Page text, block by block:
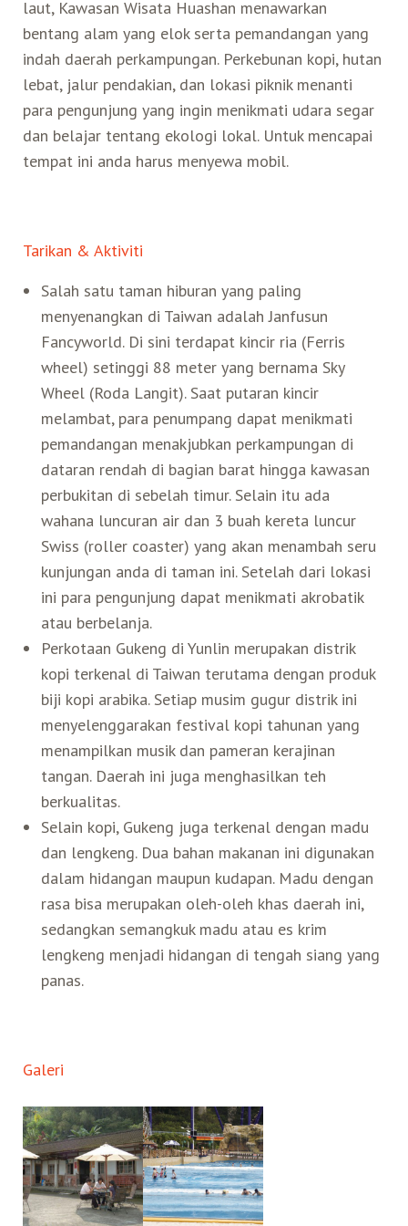
Agen Perjalanan
Mata Air Panas
LOHAS
Ekowisata
Wisata Senior
Wisata Yang Dapat Diakses
Belanja
Pasar Malam
Tur Bis Wisata
Wisata Alam – Scenic Spot
Taiwan Tips
Teh Kelas Dunia
U-Bike
Mobil
Atraksi Taiwan Bagian Timur
Atraksi Taiwan Bagian Tengah
Atraksi Taiwan Bagian Selatan
Search for:
laut, Kawasan Wisata Huashan menawarkan
bentang alam yang elok serta pemandangan yang
indah daerah perkampungan. Perkebunan kopi, hutan
lebat, jalur pendakian, dan lokasi piknik menanti
para pengunjung yang ingin menikmati udara segar
dan belajar tentang ekologi lokal. Untuk mencapai
tempat ini anda harus menyewa mobil.
Tarikan & Aktiviti
Salah satu taman hiburan yang paling
menyenangkan di Taiwan adalah Janfusun
Fancyworld. Di sini terdapat kincir ria (Ferris
wheel) setinggi 88 meter yang bernama Sky
Wheel (Roda Langit). Saat putaran kincir
melambat, para penumpang dapat menikmati
pemandangan menakjubkan perkampungan di
dataran rendah di bagian barat hingga kawasan
perbukitan di sebelah timur. Selain itu ada
wahana luncuran air dan 3 buah kereta luncur
Swiss (roller coaster) yang akan menambah seru
kunjungan anda di taman ini. Setelah dari lokasi
ini para pengunjung dapat menikmati akrobatik
atau berbelanja.
Perkotaan Gukeng di Yunlin merupakan distrik
kopi terkenal di Taiwan terutama dengan produk
biji kopi arabika. Setiap musim gugur distrik ini
menyelenggarakan festival kopi tahunan yang
menampilkan musik dan pameran kerajinan
tangan. Daerah ini juga menghasilkan teh
berkualitas.
Selain kopi, Gukeng juga terkenal dengan madu
dan lengkeng. Dua bahan makanan ini digunakan
dalam hidangan maupun kudapan. Madu dengan
rasa bisa merupakan oleh-oleh khas daerah ini,
sedangkan semangkuk madu atau es krim
lengkeng menjadi hidangan di tengah siang yang
panas.
Galeri